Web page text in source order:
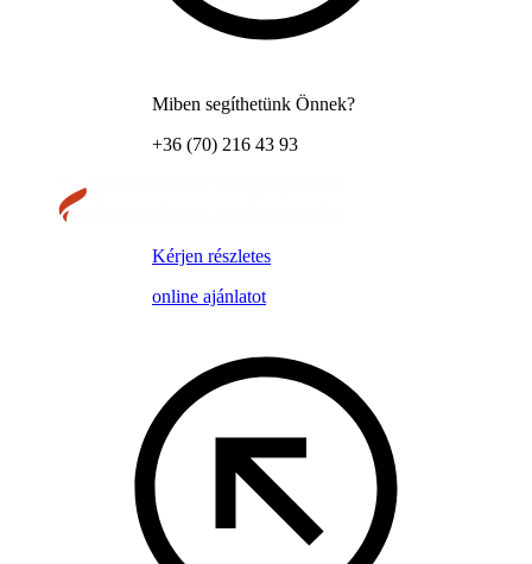
Miben segíthetünk Önnek?
+36 (70) 216 43 93
Kérjen részletes
online ajánlatot